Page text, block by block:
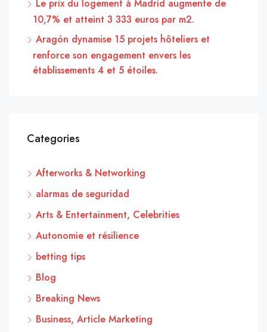
Le prix du logement à Madrid augmente de
10,7% et atteint 3 333 euros par m2.
Aragón dynamise 15 projets hôteliers et
renforce son engagement envers les
établissements 4 et 5 étoiles.
Categories
Afterworks & Networking
alarmas de seguridad
Arts & Entertainment, Celebrities
Autonomie et résilience
betting tips
Blog
Breaking News
Business, Article Marketing